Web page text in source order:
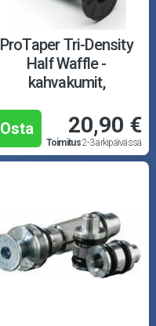
ProTaper Tri-Density
Half Waffle -
kahvakumit,
Osta
20,90 €
Toimitus2-3 arkipäivässä